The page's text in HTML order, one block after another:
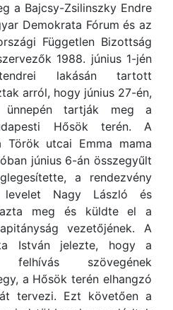
a Bajcsy-Zsilinszky Endre
Demokrata Fórum és az
Független Bizottság
1988. június 1-jén
lakásán tartott
arról, hogy június 27-én,
tartják meg a
Hősök terén. A
utcai Emma mama
június 6-án összegyűlt
a rendezvény
levelet Nagy László és
meg és küldte el a
vezetőjének. A
István jelezte, hogy a
szövegének
a Hősök terén elhangzó
tervezi. Ezt követően a